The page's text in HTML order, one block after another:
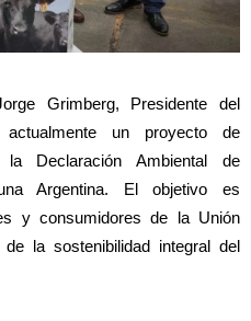
Grimberg, Presidente del
un proyecto de
la Declaración Ambiental de
Argentina. El objetivo es
y consumidores de la Unión
la sostenibilidad integral del